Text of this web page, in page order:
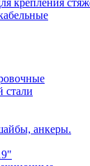
крепления
стали
анкеры.